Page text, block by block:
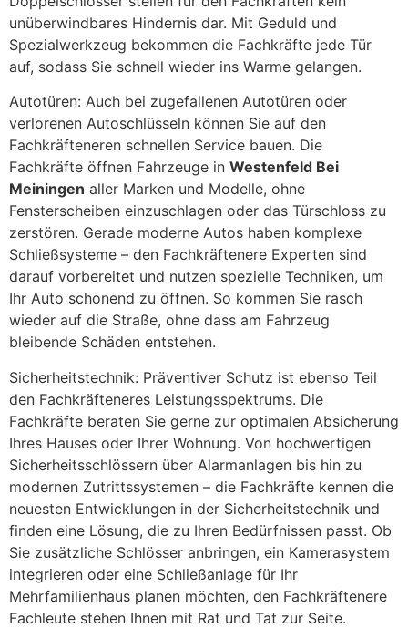
unüberwindbares Hindernis dar. Mit Geduld und
Spezialwerkzeug bekommen die Fachkräfte jede Tür
auf, sodass Sie schnell wieder ins Warme gelangen.
Autotüren: Auch bei zugefallenen Autotüren oder
verlorenen Autoschlüsseln können Sie auf den
Fachkräfteneren schnellen Service bauen. Die
Fachkräfte öffnen Fahrzeuge in Westenfeld Bei
Meiningen aller Marken und Modelle, ohne
Fensterscheiben einzuschlagen oder das Türschloss zu
zerstören. Gerade moderne Autos haben komplexe
Schließsysteme – den Fachkräftenere Experten sind
darauf vorbereitet und nutzen spezielle Techniken, um
Ihr Auto schonend zu öffnen. So kommen Sie rasch
wieder auf die Straße, ohne dass am Fahrzeug
bleibende Schäden entstehen.
Sicherheitstechnik: Präventiver Schutz ist ebenso Teil
den Fachkräfteneres Leistungsspektrums. Die
Fachkräfte beraten Sie gerne zur optimalen Absicherung
Ihres Hauses oder Ihrer Wohnung. Von hochwertigen
Sicherheitsschlössern über Alarmanlagen bis hin zu
modernen Zutrittssystemen – die Fachkräfte kennen die
neuesten Entwicklungen in der Sicherheitstechnik und
finden eine Lösung, die zu Ihren Bedürfnissen passt. Ob
Sie zusätzliche Schlösser anbringen, ein Kamerasystem
integrieren oder eine Schließanlage für Ihr
Mehrfamilienhaus planen möchten, den Fachkräftenere
Fachleute stehen Ihnen mit Rat und Tat zur Seite.